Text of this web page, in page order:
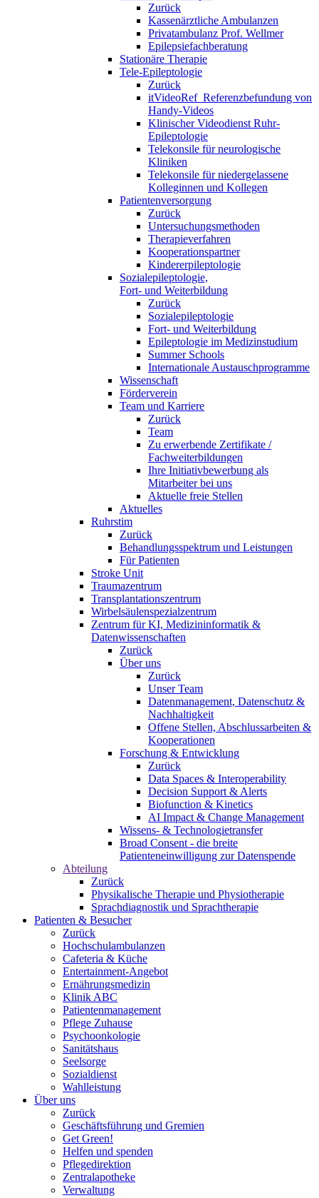
Zurück
Kassenärztliche Ambulanzen
Privatambulanz Prof. Wellmer
Epilepsiefachberatung
Stationäre Therapie
Tele-Epileptologie
Zurück
itVideoRef_Referenzbefundung von
Handy-Videos
Klinischer Videodienst Ruhr-
Epileptologie
Telekonsile für neurologische
Kliniken
Telekonsile für niedergelassene
Kolleginnen und Kollegen
Patientenversorgung
Zurück
Untersuchungsmethoden
Therapieverfahren
Kooperationspartner
Kindererpileptologie
Sozialepileptologie,
Fort- und Weiterbildung
Zurück
Sozialepileptologie
Fort- und Weiterbildung
Epileptologie im Medizinstudium
Summer Schools
Internationale Austauschprogramme
Wissenschaft
Förderverein
Team und Karriere
Zurück
Team
Zu erwerbende Zertifikate /
Fachweiterbildungen
Ihre Initiativbewerbung als
Mitarbeiter bei uns
Aktuelle freie Stellen
Aktuelles
Ruhrstim
Zurück
Behandlungsspektrum und Leistungen
Für Patienten
Stroke Unit
Traumazentrum
Transplantationszentrum
Wirbelsäulenspezialzentrum
Zentrum für KI, Medizininformatik &
Datenwissenschaften
Zurück
Über uns
Zurück
Unser Team
Datenmanagement, Datenschutz &
Nachhaltigkeit
Offene Stellen, Abschlussarbeiten &
Kooperationen
Forschung & Entwicklung
Zurück
Data Spaces & Interoperability
Decision Support & Alerts
Biofunction & Kinetics
AI Impact & Change Management
Wissens- & Technologietransfer
Broad Consent - die breite
Patienteneinwilligung zur Datenspende
Abteilung
Zurück
Physikalische Therapie und Physiotherapie
Sprachdiagnostik und Sprachtherapie
Patienten & Besucher
Zurück
Hochschulambulanzen
Cafeteria & Küche
Entertainment-Angebot
Ernährungsmedizin
Klinik ABC
Patientenmanagement
Pflege Zuhause
Psychoonkologie
Sanitätshaus
Seelsorge
Sozialdienst
Wahlleistung
Über uns
Zurück
Geschäftsführung und Gremien
Get Green!
Helfen und spenden
Pflegedirektion
Zentralapotheke
Verwaltung